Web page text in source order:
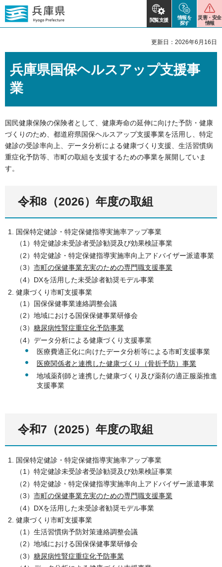
閲覧支援
情報を
探す
災害・安全
情報
更新日：2026年6月16日
兵庫県国保ヘルスアップ支援事
業
国民健康保険の保険者として、健康寿命の延伸に向けた予防・健康
づくりのため、都道府県国保ヘルスアップ支援事業を活用し、特定
健診の受診率向上、データ分析による健康づくり支援、生活習慣病
重症化予防等、市町の取組を支援するための事業を展開していま
す。
令和8（2026）年度の取組
国保特定健診・特定保健指導実施率アップ事業
（1）特定健診未受診者受診勧奨及び効果検証事業
（2）特定健診・特定保健指導実施率向上アドバイザー派遣事業
（3） 市町の保健事業充実のための専門職支援事業
（4）DXを活用した未受診者勧奨モデル事業
健康づくり市町支援事業
（1）国保保健事業連絡調整会議
（2）地域における国保保健事業研修会
（3） 糖尿病性腎症重症化予防事業
（4）データ分析による健康づくり支援事業
医療費適正化に向けたデータ分析等による市町支援事業
医療関係者と連携した健康づくり（骨折予防）事業
地域薬剤師と連携した健康づくり及び薬剤の適正服薬推進
支援事業
令和7（2025）年度の取組
国保特定健診・特定保健指導実施率アップ事業
（1）特定健診未受診者受診勧奨及び効果検証事業
（2）特定健診・特定保健指導実施率向上アドバイザー派遣事業
（3） 市町の保健事業充実のための専門職支援事業
（4）DXを活用した未受診者勧奨モデル事業
健康づくり市町支援事業
（1）生活習慣病予防対策連絡調整会議
（2）地域における国保保健事業研修会
（3） 糖尿病性腎症重症化予防事業